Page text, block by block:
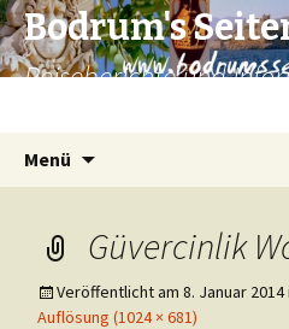
Bodrum's
Reiseberichte und
Menü
Güvercinlik
Veröffentlicht am8. Januar 2014
Auflösung (1024 × 681)